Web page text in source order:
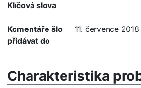
Klíčová slova
Komentáře šlo
přidávat do
11. července 2018
Charakteristika